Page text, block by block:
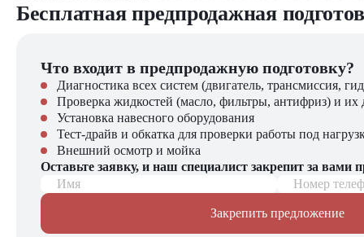
Приобрести автобетоносмеситель JAC N120 [4x2, 3 м³]
Доступные цены и специальные предложения
Сервисное обслуживание
Оригинальные запчасти
Гибкие условия покупки
В нашем каталоге представлен широкий выбор
Бесплатная предпродажная
Что входит в предпродажную подготовку?
Диагностика всех систем (двигатель, трансмиссия,
Проверка жидкостей (масло, фильтры, антифриз) и их
Установка навесного оборудования
Тест-драйв и обкатка для проверки работы под
Внешний осмотр и мойка
Оставьте заявку, и наш специалист закрепит за вами
Имя
Номер
Закрепить предложение